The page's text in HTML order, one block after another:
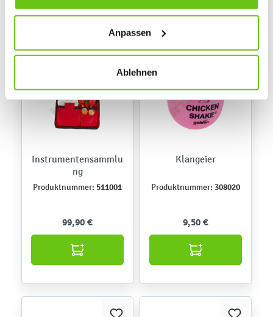
Daten verarbeitet, die für den Besuch unserer Website
jederzeit ändern, indem Sie auf die Schaltfläche unten
links klicken. Weitere Informationen zur Datennutzung
Anpassen
Ablehnen
Instrumentensammlu
ng
Produktnummer: 511001
99,90 €
Klangeier
Produktnummer: 308020
9,50 €